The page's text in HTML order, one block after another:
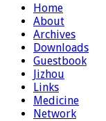
Home
About
Archives
Downloads
Guestbook
Jizhou
Links
Medicine
Network